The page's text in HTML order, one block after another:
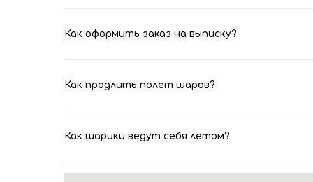
Как оформить заказ на выписку?
Как продлить полет шаров?
Как шарики ведут себя летом?